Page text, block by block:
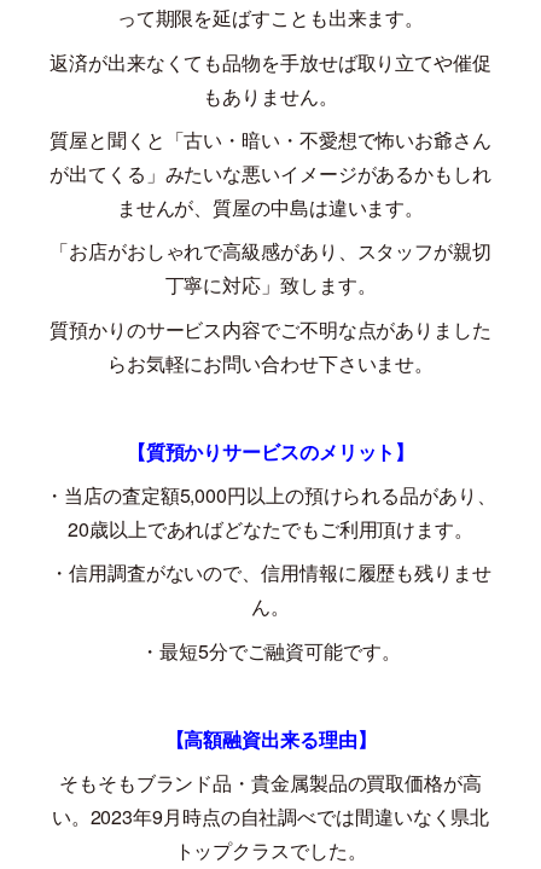
って期限を延ばすことも出来ます。
返済が出来なくても品物を手放せば取り立てや催促
もありません。
質屋と聞くと「古い・暗い・不愛想で怖いお爺さん
が出てくる」みたいな悪いイメージがあるかもしれ
ませんが、質屋の中島は違います。
「お店がおしゃれで高級感があり、スタッフが親切
丁寧に対応」致します。
質預かりのサービス内容でご不明な点がありました
らお気軽にお問い合わせ下さいませ。
【質預かりサービスのメリット】
・当店の査定額5,000円以上の預けられる品があり、
20歳以上であればどなたでもご利用頂けます。
・信用調査がないので、信用情報に履歴も残りませ
ん。
・最短5分でご融資可能です。
【高額融資出来る理由】
そもそもブランド品・貴金属製品の買取価格が高
い。 2023年9月時点の自社調べでは間違いなく県北
トップクラスでした。